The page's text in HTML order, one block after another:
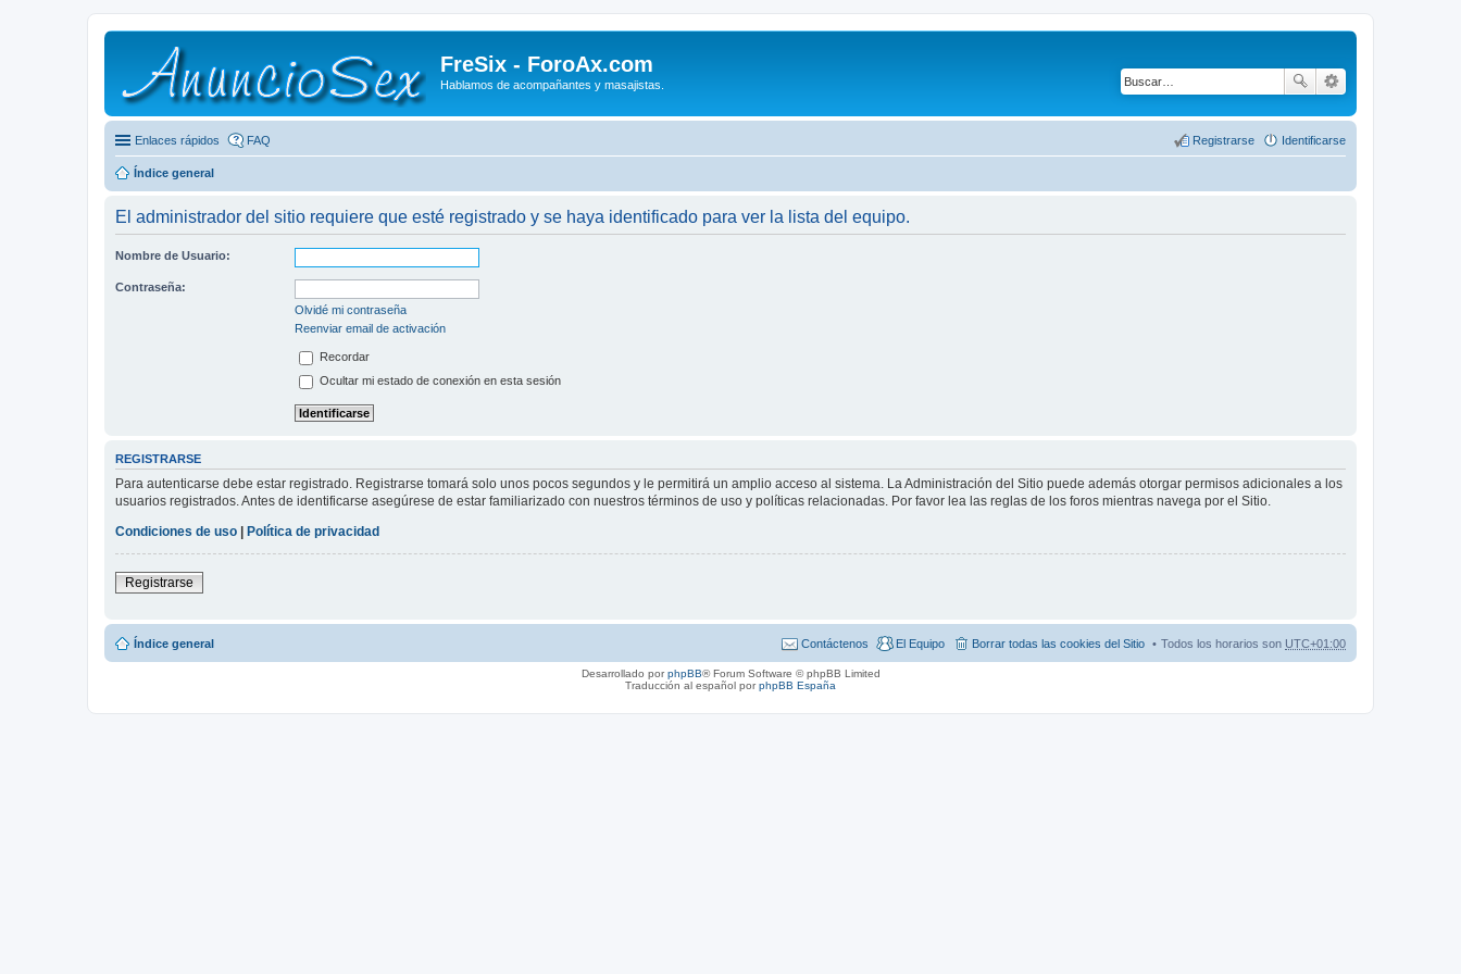
FreSix - ForoAx.com
Hablamos de acompañantes y masajistas.
Enlaces rápidos FAQ Identificarse
Registrarse
Índice general
El administrador del sitio requiere que esté registrado y se haya identificado para ver la lista del equipo.
Nombre de Usuario:
Contraseña:
Olvidé mi contraseña
Reenviar email de activación
Recordar
Ocultar mi estado de conexión en esta sesión
REGISTRARSE
Para autenticarse debe estar registrado. Registrarse tomará solo unos pocos segundos y le permitirá un amplio acceso al sistema. La Administración del Sitio puede además otorgar permisos adicionales a los
usuarios registrados. Antes de identificarse asegúrese de estar familiarizado con nuestros términos de uso y políticas relacionadas. Por favor lea las reglas de los foros mientras navega por el Sitio.
Condiciones de uso
Política de privacidad
Registrarse
Índice general Todos los horarios son UTC+01:00
Borrar todas las cookies del Sitio
El Equipo
Contáctenos
Desarrollado porphpBB® Forum Software © phpBB Limited
Traducción al español porphpBB España